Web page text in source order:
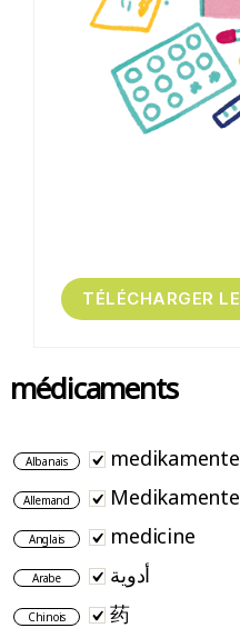
médicaments
Albanais medikamente
Allemand Medikamente
Anglais medicine
Arabe أدوية
Chinois 药